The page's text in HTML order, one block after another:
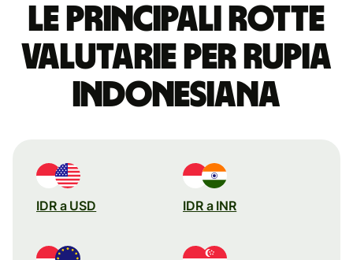
Le principali rotte
valutarie per rupia
indonesiana
IDR a USD IDR a INR